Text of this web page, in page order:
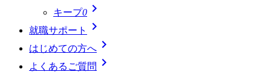
キープ0 
就職サポート 
はじめての方へ 
よくあるご質問 